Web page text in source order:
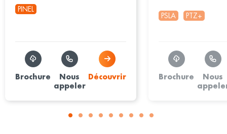
PINEL
Brochure
Nous
appeler
Découvrir
PSLA PTZ+
Brochure
Nous